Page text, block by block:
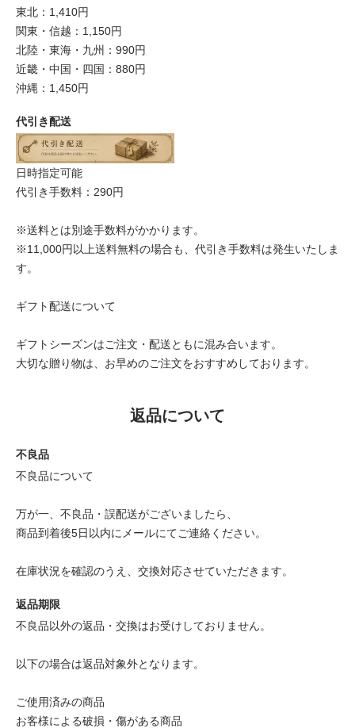
東北：1,410円
関東・信越：1,150円
北陸・東海・九州：990円
近畿・中国・四国：880円
沖縄：1,450円
代引き配送
日時指定可能
代引き手数料：290円
※送料とは別途手数料がかかります。
※11,000円以上送料無料の場合も、代引き手数料は発生いたしま
す。
ギフト配送について
ギフトシーズンはご注文・配送ともに混み合います。
大切な贈り物は、お早めのご注文をおすすめしております。
返品について
不良品
不良品について
万が一、不良品・誤配送がございましたら、
商品到着後5日以内にメールにてご連絡ください。
在庫状況を確認のうえ、交換対応させていただきます。
返品期限
不良品以外の返品・交換はお受けしておりません。
以下の場合は返品対象外となります。
ご使用済みの商品
お客様による破損・傷がある商品